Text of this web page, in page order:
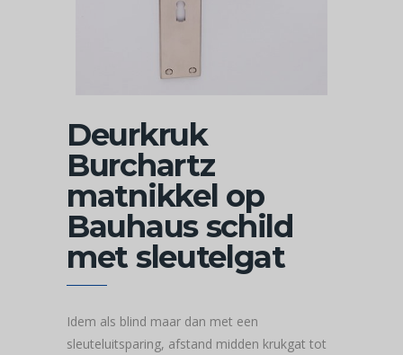
Deurkruk
Burchartz
matnikkel op
Bauhaus schild
met sleutelgat
Idem als blind maar dan met een
sleuteluitsparing, afstand midden krukgat tot